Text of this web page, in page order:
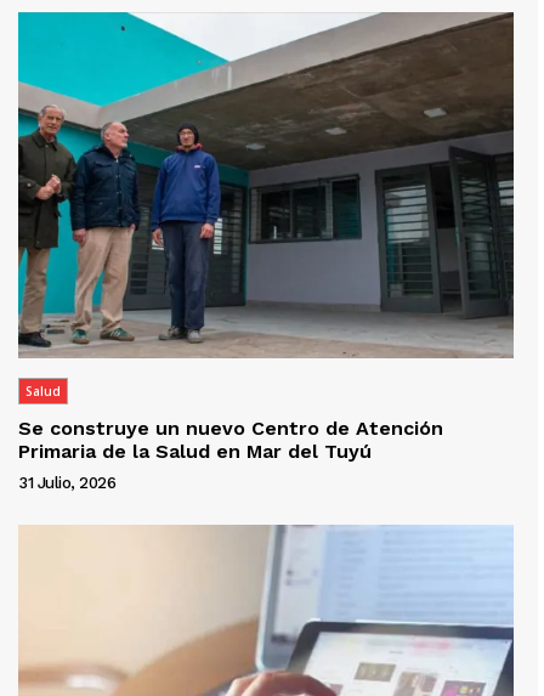
Salud
Se construye un nuevo Centro de Atención
Primaria de la Salud en Mar del Tuyú
31 Julio, 2026